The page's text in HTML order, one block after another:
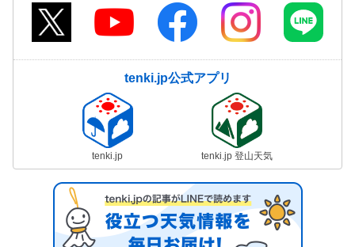
tenki.jp公式アプリ
tenki.jp tenki.jp 登山天気